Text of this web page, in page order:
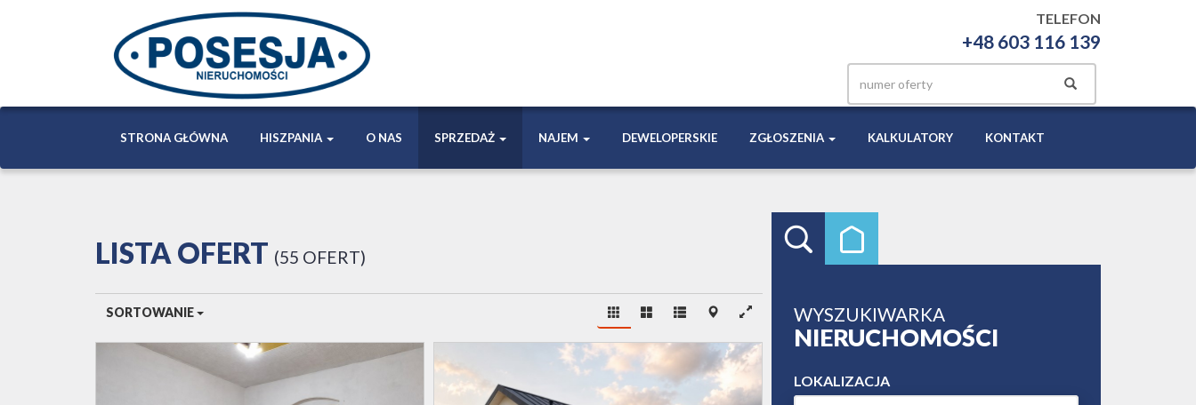
TELEFON
+48 603 116 139
STRONA GŁÓWNA HISZPANIA O NAS SPRZEDAŻ NAJEM DEWELOPERSKIE ZGŁOSZENIA KALKULATORY KONTAKT
WYSZUKIWARKA
NIERUCHOMOŚCI
LOKALIZACJA
LISTA OFERT 55 OFERT
SORTOWANIE